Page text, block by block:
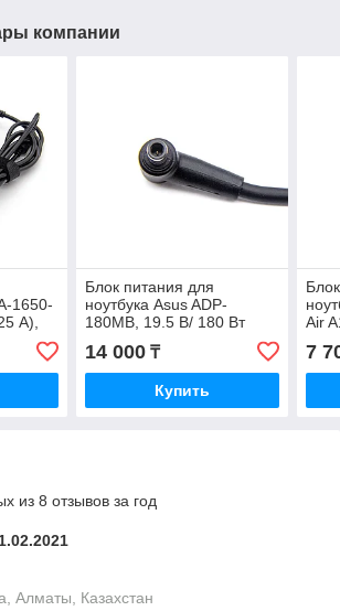
компании
1650-
А),
Блок питания для
ноутбука Asus ADP-
180MB, 19.5 В/ 180 Вт
(9.23 А), 6.0/3.7 мм, Slim,
Verton
14 000₸
Купить
Air
7
из 8 отзывов за год
Алматы, Казахстан